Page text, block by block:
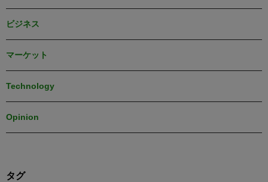
ビジネス
マーケット
Technology
Opinion
タグ